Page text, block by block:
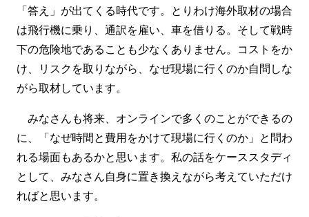
「答え」が出てくる時代です。とりわけ海外取材の場合
は飛行機に乗り、通訳を雇い、車を借りる。そして戦時
下の危険地であることも少なくありません。コストをか
け、リスクを取りながら、なぜ現場に行くのか自問しな
がら取材しています。
みなさんも将来、オンラインで多くのことができるの
に、「なぜ時間と費用をかけて現場に行くのか」と問わ
れる場面もあるかと思います。私の話をケーススタディ
として、みなさん自身に置き換えながら考えていただけ
ればと思います。